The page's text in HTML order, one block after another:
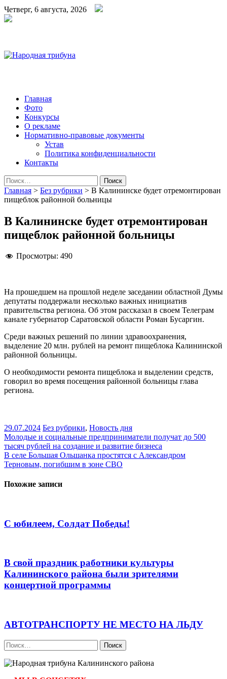
Четверг, 6 августа, 2026
Народная трибуна
Калининская районная газета
Главная
Фото
Конкурсы
О рекламе
Нормативно-правовые документы
Устав
Политика конфиденциальности
Контакты
Найти:
Главная > Без рубрики > В Калининске будет отремонтирован
пищеблок районной больницы
В Калининске будет отремонтирован
пищеблок районной больницы
Просмотры: 490
На прошедшем на прошлой неделе заседании областной Думы
депутаты поддержали несколько важных инициатив
правительства региона. Об этом рассказал в своем Телеграм
канале губернатор Саратовской области Роман Бусаргин.
Среди важных решений по линии здравоохранения,
выделение 20 млн. рублей на ремонт пищеблока Калининской
районной больницы.
О необходимости ремонта пищеблока и выделении средств,
говорил во время посещения районной больницы глава
региона.
29.07.2024 Без рубрики, Новость дня
Навигация
по
записям
Молодые и социальные предприниматели получат до 500
тысяч рублей на создание и развитие бизнеса
В селе Большая Ольшанка простятся с Александром
Терновым, погибшим в зоне СВО
Похожие записи
С юбилеем, Солдат Победы!
В свой праздник работники культуры
Калининского района были зрителями
концертной программы
АВТОТРАНСПОРТУ НЕ МЕСТО НА ЛЬДУ
Найти: